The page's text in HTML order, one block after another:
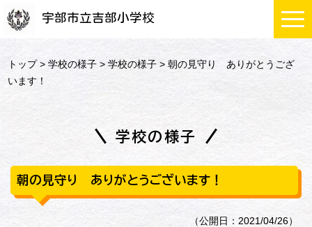
宇部市立吉部小学校
トップ>学校の様子 >学校の様子 > 朝の見守り ありがとうござ
います！
学校の様子
朝の見守り ありがとうございます！
（公開日：2021/04/26）